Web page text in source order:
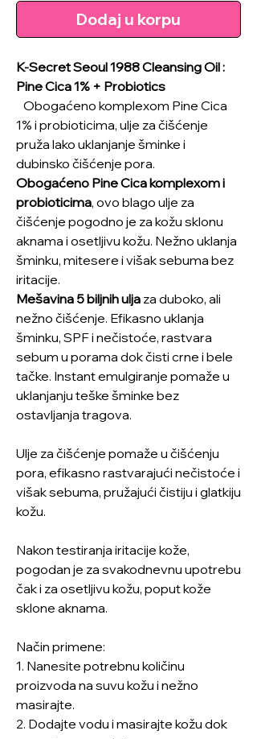
Dodaj u korpu
K-Secret Seoul 1988 Cleansing Oil :
Pine Cica 1% + Probiotics
Obogaćeno komplexom Pine Cica
1% i probioticima, ulje za čišćenje
pruža lako uklanjanje šminke i
dubinsko čišćenje pora.
Obogaćeno Pine Cica komplexom i
probioticima, ovo blago ulje za
čišćenje pogodno je za kožu sklonu
aknama i osetljivu kožu. Nežno uklanja
šminku, mitesere i višak sebuma bez
iritacije.
Mešavina 5 biljnih ulja za duboko, ali
nežno čišćenje. Efikasno uklanja
šminku, SPF i nečistoće, rastvara
sebum u porama dok čisti crne i bele
tačke. Instant emulgiranje pomaže u
uklanjanju teške šminke bez
ostavljanja tragova.
Ulje za čišćenje pomaže u čišćenju
pora, efikasno rastvarajući nečistoće i
višak sebuma, pružajući čistiju i glatkiju
kožu.
Nakon testiranja iritacije kože,
pogodan je za svakodnevnu upotrebu
čak i za osetljivu kožu, poput kože
sklone aknama.
Način primene:
1. Nanesite potrebnu količinu
proizvoda na suvu kožu i nežno
masirajte.
2. Dodajte vodu i masirajte kožu dok